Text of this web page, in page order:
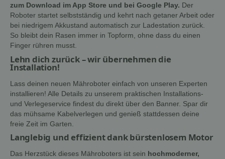
zum Download im App Store und bei Google Play. Der
Roboter startet selbstständig und kehrt nach getaner Arbeit oder
bei niedrigem Akkustand automatisch zur Ladestation zurück.
So bleibt dein Rasen immer in Topform, ohne dass du einen
Finger rühren musst.
Lehn dich zurück – wir übernehmen die
Installation!
Lass deinen neuen Mähroboter einfach von unseren Experten
installieren! Alle Details zu unserem praktischen Installations-
und Verlegeservice findest du direkt über den Banner. Spar dir
das mühsame Kabelverlegen und genieß stattdessen deine
freie Zeit im Garten.
Langlebig und effizient dank bürstenlosem Motor
Das Herzstück dieses Mähroboters ist sein hochmoderner,